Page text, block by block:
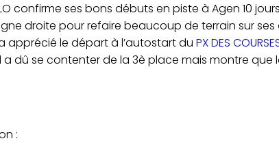
confirme ses bons débuts en piste à Agen 10
droite pour refaire beaucoup de terrain sur
a apprécié le départ à l’autostart du PX DES
a dû se contenter de la 3è place mais montre que
: